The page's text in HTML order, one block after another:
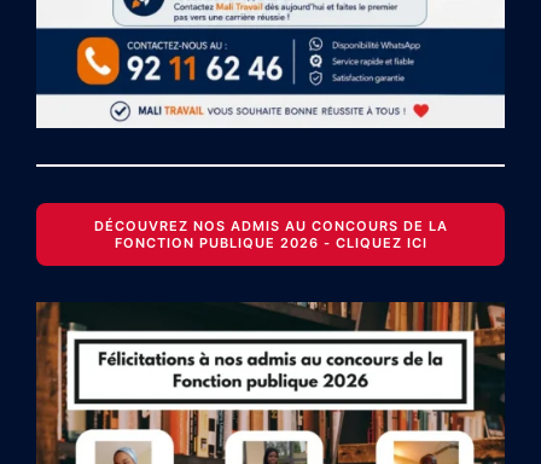
DÉCOUVREZ NOS ADMIS AU CONCOURS DE LA
FONCTION PUBLIQUE 2026 - CLIQUEZ ICI